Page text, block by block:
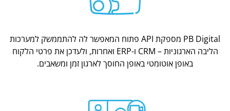
PB Digital מספקת API פתוח המאפשר לה להתממשק למערכות
הליבה הארגוניות – CRM ו-ERP ואחרות, ולעדכן את פרטי הלקוח
באופן אוטומטי באופן החוסך לארגון זמן ומשאבים.